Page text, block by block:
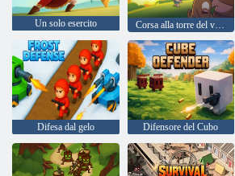
Un solo esercito Corsa alla torre del viaggio nel tempo
Difesa dal gelo Difensore del Cubo